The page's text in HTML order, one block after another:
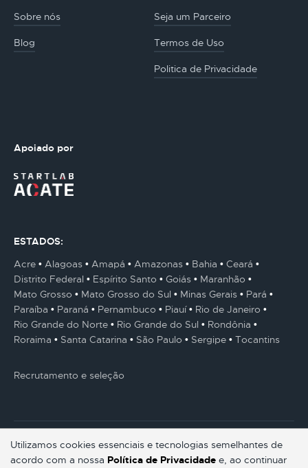
Utilizamos cookies essenciais e tecnologias semelhantes de
acordo com a nossa Política de Privacidade e, ao continuar
Sobre nós Seja um Parceiro
Blog Termos de Uso
Politica de Privacidade
Apoiado por
ESTADOS:
Acre
Alagoas Amapá Amazonas Bahia
Ceará
Distrito Federal
Espírito Santo Goiás
Maranhão
Mato Grosso
Mato Grosso do Sul Minas Gerais
Pará
Paraíba
Paraná Pernambuco Piauí
Rio de Janeiro
Rio Grande do Norte
Rio Grande do Sul
Rondônia
Roraima
Santa Catarina São Paulo Sergipe Tocantins
Recrutamento e seleção
© Gestaum Lab ® Todos os direitos reservados.